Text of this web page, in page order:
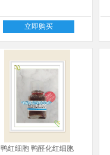
立即购买
鸭红细胞 鸭醛化红细胞